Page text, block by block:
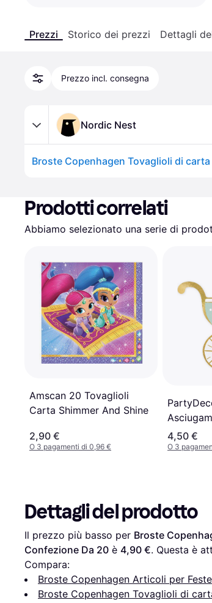
Prezzi Storico dei prezzi Dettagli
Prezzo incl. consegna
Nordic Nest
Prodotti correlati
Abbiamo selezionato una serie di
Amscan 20 Tovaglioli
Carta Shimmer And Shine
2,90 €
O 3 pagamenti di 0,96 €
Blu
4,50 €
O 3
Dettagli del prodotto
Il prezzo più basso per Broste
Confezione Da 20 è 4,90 €. Questa è
Compara:
Broste Copenhagen Articoli per Feste
Broste Copenhagen Tovaglioli di